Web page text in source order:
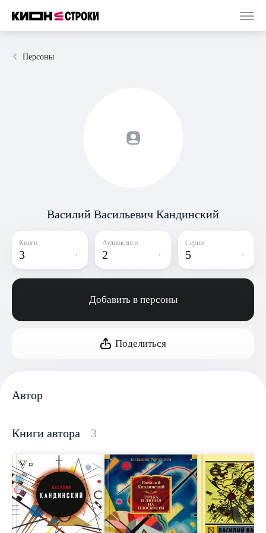
Персоны
Василий Васильевич Кандинский
Книги
3
Аудиокниги
2
Серии
5
Добавить в персоны
Поделиться
Автор
Книги автора 3